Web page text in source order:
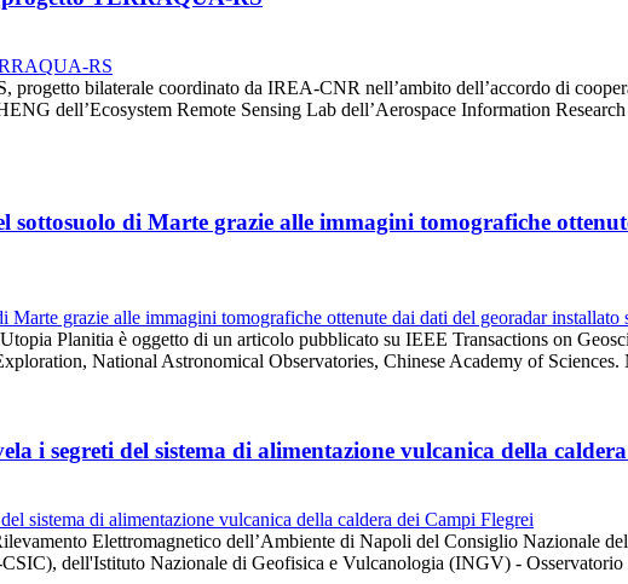
bilaterale coordinato da IREA-CNR nell’ambito dell’accordo di
dell’Ecosystem Remote Sensing Lab dell’Aerospace Information
di Marte grazie alle immagini tomografiche
Planitia è oggetto di un articolo pubblicato su IEEE Transactions on
National Astronomical Observatories, Chinese Academy of
i segreti del sistema di alimentazione vulcanica della
Elettromagnetico dell’Ambiente di Napoli del Consiglio Nazionale
dell'Istituto Nazionale di Geofisica e Vulcanologia (INGV) -